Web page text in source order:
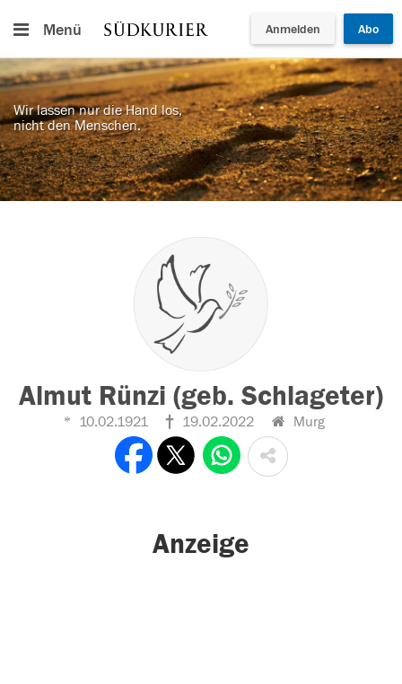
Menü Anmelden Abo
Wir lassen nur die Hand los,
nicht den Menschen.
Almut Rünzi (geb. Schlageter)
10.02.1921 19.02.2022 Murg
Anzeige